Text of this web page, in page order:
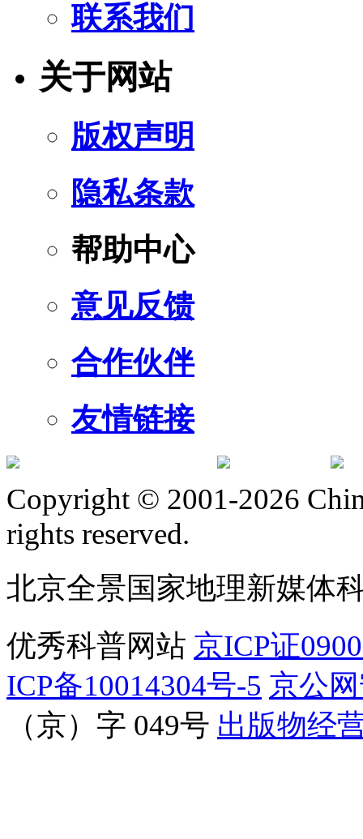
联系我们
关于网站
版权声明
隐私条款
帮助中心
意见反馈
合作伙伴
友情链接
Copyright © 2001-2026
rights reserved.
北京全景国家地理新媒体
优秀科普网站 京ICP证
ICP备10014304号-5 京公
（京）字 049号 出版物经